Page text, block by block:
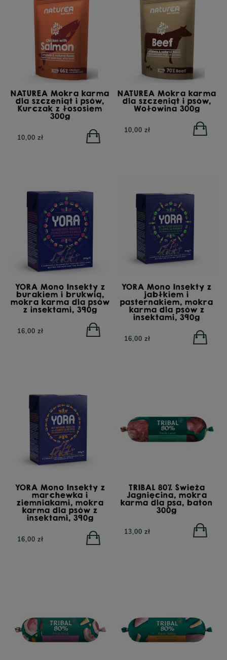
TRIBAL Fresh Pressed
Indyk, tłoczona na zimno
karma dla dorosłych
332,00 zł
GrainFree Mono Insect,
450,00 złDOSTĘPNOŚCI
NATUREA Mokra karma
dla szczeniąt i psów,
Kurczak z łososiem
300g
10,00 zł
NATUREA Mokra karma
dla szczeniąt i psów,
Wołowina 300g
10,00 zł
YORA Mono Insekty z
burakiem i brukwią,
mokra karma dla psów
z insektami, 390g
16,00 zł
YORA Mono Insekty z
jabłkiem i
pasternakiem, mokra
karma dla psów z
insektami, 390g
16,00 zł
YORA Mono Insekty z
marchewka i
ziemniakami, mokra
karma dla psów z
insektami, 390g
16,00 zł
TRIBAL 80% Świeża
Jagnięcina, mokra
karma dla psa, baton
300g
13,00 zł